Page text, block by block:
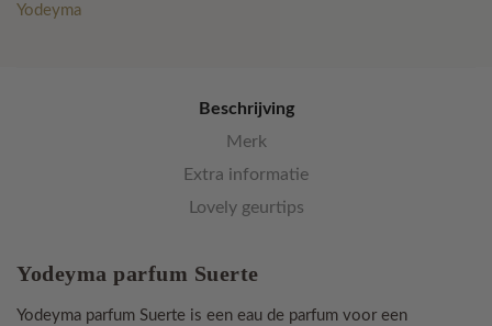
Yodeyma
Beschrijving
Merk
Extra informatie
Lovely geurtips
Yodeyma parfum Suerte
Yodeyma parfum Suerte is een eau de parfum voor een